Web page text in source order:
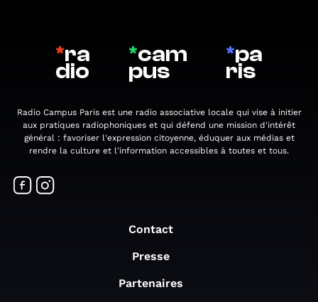
*ra
dio
*cam
pus
*pa
ris
Radio Campus Paris est une radio associative locale qui vise à initier
aux pratiques radiophoniques et qui défend une mission d'intérêt
général : favoriser l'expression citoyenne, éduquer aux médias et
rendre la culture et l'information accessibles à toutes et tous.
Contact
Presse
Partenaires